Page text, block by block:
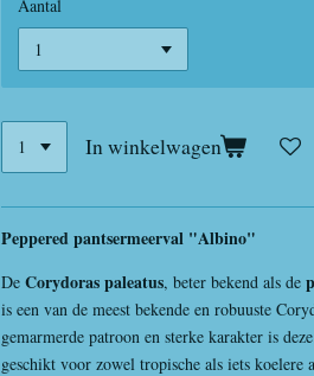
Aantal
In winkelwagen
Peppered pantsermeerval "Albino"
De Corydoras paleatus, beter bekend als de
is een van de meest bekende en robuuste
gemarmerde patroon en sterke karakter is
geschikt voor zowel tropische als iets koelere